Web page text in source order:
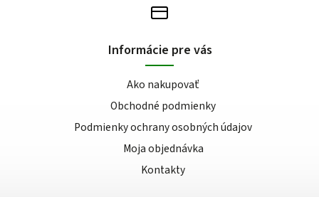
Informácie pre vás
Ako nakupovať
Obchodné podmienky
Podmienky ochrany osobných údajov
Moja objednávka
Kontakty